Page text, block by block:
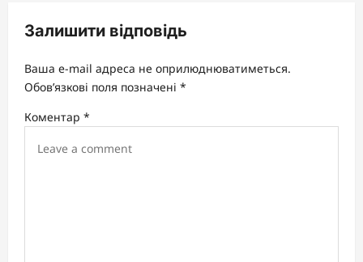
g
a
t
i
Залишити відповідь
Ваша e-mail адреса не оприлюднюватиметься.
Обов’язкові поля позначені *
Коментар *